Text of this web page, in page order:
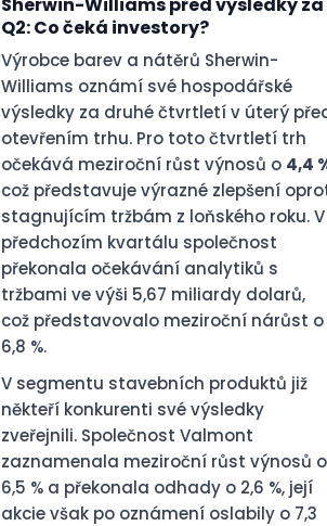
Q2: Co čeká investory?
Výrobce barev a nátěrů Sherwin-
Williams oznámí své hospodářské
výsledky za druhé čtvrtletí v úterý
otevřením trhu. Pro toto čtvrtletí trh
očekává meziroční růst výnosů o 4,4
což představuje výrazné zlepšení
stagnujícím tržbám z loňského roku. V
předchozím kvartálu společnost
překonala očekávání analytiků s
tržbami ve výši 5,67 miliardy dolarů,
což představovalo meziroční nárůst o
6,8 %.
V segmentu stavebních produktů již
někteří konkurenti své výsledky
zveřejnili. Společnost Valmont
zaznamenala meziroční růst výnosů o
6,5 % a překonala odhady o 2,6 %, její
akcie však po oznámení oslabily o 7,3